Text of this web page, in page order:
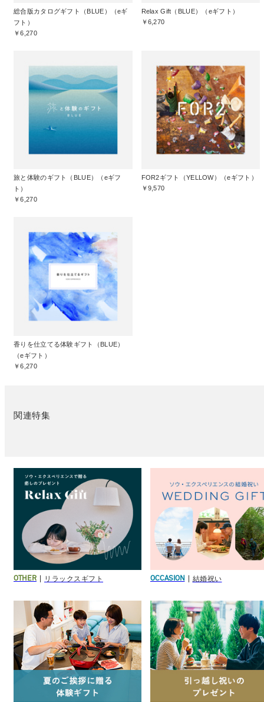
総合版カタログギフト（BLUE）（eギ
フト）
￥6,270
Relax Gift（BLUE）（eギフト）
￥6,270
旅と体験のギフト（BLUE）（eギフ
ト）
￥6,270
FOR2ギフト（YELLOW）（eギフト）
￥9,570
香りを仕立てる体験ギフト（BLUE）
（eギフト）
￥6,270
関連特集
OTHER リラックスギフト OCCASION 結婚祝い